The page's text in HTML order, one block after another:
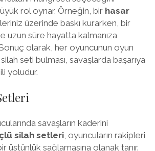
rol oynar. Örneğin, bir hasar
üzerinde baskı kurarken, bir
uzun süre hayatta kalmanıza
Sonuç olarak, her oyuncunun oyun
seti bulması, savaşlarda başarıya
yoludur.
savaşların kaderini
silah setleri, oyuncuların rakipleri
üstünlük sağlamasına olanak tanır.